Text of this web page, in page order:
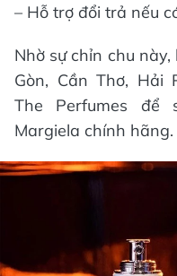
– Hỗ trợ đổi trả nếu
Nhờ sự chỉn chu
Gòn, Cần Thơ, Hải
The Perfumes để
Margiela chính hãng.